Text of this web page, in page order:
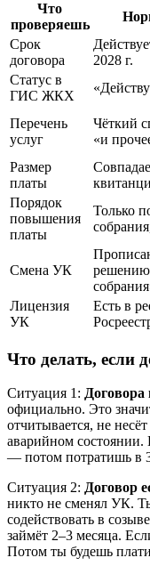
Что
проверяешь
Срок
договора
2028 г.
Статус в
ГИС ЖКХ
Перечень
услуг
Чёткий
«и
Размер
платы
Порядок
повышения
платы
Только
Смена УК
Лицензия
УК
Есть в
Что делать, если
Ситуация 1: Договора
официально. Это
отчитывается, не
аварийном
— потом потратишь в
Ситуация 2: Договор
никто не сменял УК.
содействовать в
займёт 2–3 месяца.
Потом ты будешь